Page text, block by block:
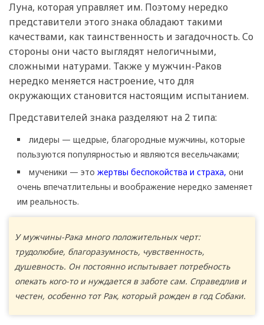
Луна, которая управляет им. Поэтому нередко
представители этого знака обладают такими
качествами, как таинственность и загадочность. Со
стороны они часто выглядят нелогичными,
сложными натурами. Также у мужчин-Раков
нередко меняется настроение, что для
окружающих становится настоящим испытанием.
Представителей знака разделяют на 2 типа:
лидеры — щедрые, благородные мужчины, которые
пользуются популярностью и являются весельчаками;
мученики — это жертвы беспокойства и страха, они
очень впечатлительны и воображение нередко заменяет
им реальность.
У мужчины-Рака много положительных черт:
трудолюбие, благоразумность, чувственность,
душевность. Он постоянно испытывает потребность
опекать кого-то и нуждается в заботе сам. Справедлив и
честен, особенно тот Рак, который рожден в год Собаки.